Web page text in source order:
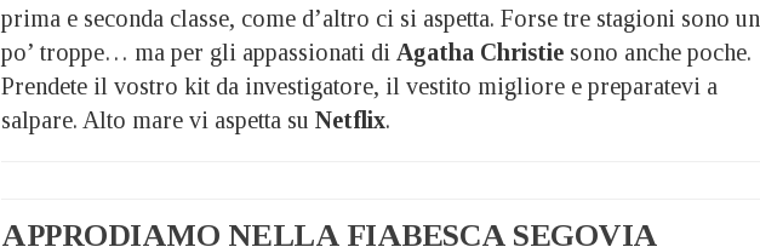
prima e seconda classe, come d’altro ci si aspetta. Forse tre stagioni sono un
po’ troppe… ma per gli appassionati di Agatha Christie sono anche poche.
Prendete il vostro kit da investigatore, il vestito migliore e preparatevi a
salpare. Alto mare vi aspetta su Netflix.
APPRODIAMO NELLA FIABESCA SEGOVIA